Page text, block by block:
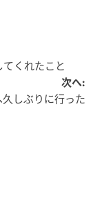
てくれたこと
次へ:
しぶりに行った